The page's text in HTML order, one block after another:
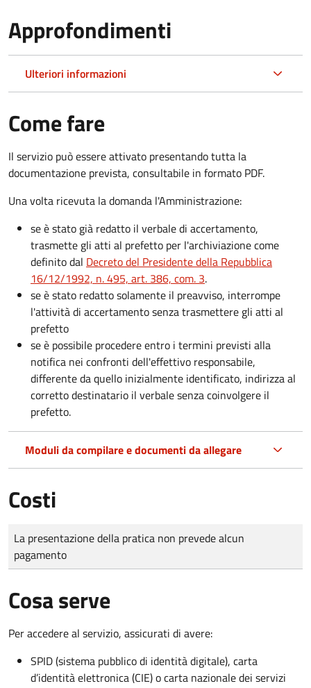
Approfondimenti
Ulteriori informazioni
Come fare
Il servizio può essere attivato presentando tutta la
documentazione prevista, consultabile in formato PDF.
Una volta ricevuta la domanda l'Amministrazione:
se è stato già redatto il verbale di accertamento,
trasmette gli atti al prefetto per l'archiviazione come
definito dal Decreto del Presidente della Repubblica
16/12/1992, n. 495, art. 386, com. 3.
se è stato redatto solamente il preavviso, interrompe
l'attività di accertamento senza trasmettere gli atti al
prefetto
se è possibile procedere entro i termini previsti alla
notifica nei confronti dell'effettivo responsabile,
differente da quello inizialmente identificato, indirizza al
corretto destinatario il verbale senza coinvolgere il
prefetto.
Moduli da compilare e documenti da allegare
Costi
Tipo di pagamento
Importo
La presentazione della pratica non prevede alcun
pagamento
Cosa serve
Per accedere al servizio, assicurati di avere:
SPID (sistema pubblico di identità digitale), carta
d’identità elettronica (CIE) o carta nazionale dei servizi